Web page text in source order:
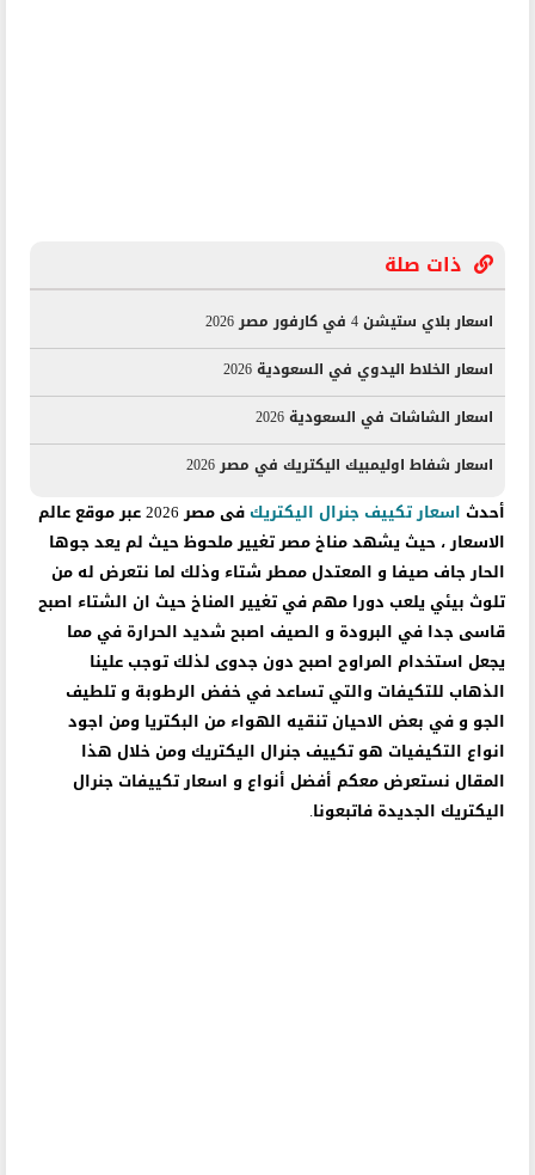
ذات صلة
اسعار بلاي ستيشن 4 في كارفور مصر 2026
اسعار الخلاط اليدوي في السعودية 2026
اسعار الشاشات في السعودية 2026
اسعار شفاط اوليمبيك اليكتريك في مصر 2026
أحدث اسعار تكييف جنرال اليكتريك
فى مصر 2026 عبر موقع عالم
الاسعار ، حيث يشهد مناخ مصر تغيير ملحوظ حيث لم يعد جوها
الحار جاف صيفا و المعتدل ممطر شتاء وذلك لما نتعرض له من
تلوث بيئي يلعب دورا مهم في تغيير المناخ حيث ان الشتاء اصبح
قاسى جدا في البرودة و الصيف اصبح شديد الحرارة في مما
يجعل استخدام المراوح اصبح دون جدوى لذلك توجب علينا
الذهاب للتكيفات والتي تساعد في خفض الرطوبة و تلطيف
الجو و في بعض الاحيان تنقيه الهواء من البكتريا ومن اجود
انواع التكيفيات هو تكييف جنرال اليكتريك ومن خلال هذا
المقال نستعرض معكم أفضل أنواع و اسعار تكييفات جنرال
اليكتريك الجديدة فاتبعونا.